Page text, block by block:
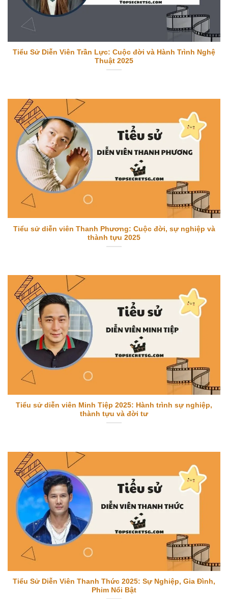
Tiểu Sử Diễn Viên Trần Lực: Cuộc đời và Hành Trình Nghệ
Thuật 2025
Tiểu sử diễn viên Thanh Phương: Cuộc đời, sự nghiệp và
thành tựu 2025
Tiểu sử diễn viên Minh Tiệp 2025: Hành trình sự nghiệp,
thành tựu và đời tư
Tiểu Sử Diễn Viên Thanh Thức 2025: Sự Nghiệp, Gia Đình,
Phim Nổi Bật